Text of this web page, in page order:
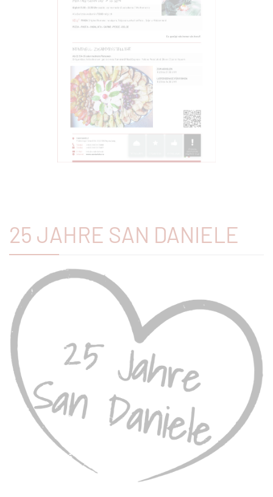
ABHOLUNG
LIEFERSERVICE
ANGEBOTE TO GO
25 JAHRE SAN DANIELE